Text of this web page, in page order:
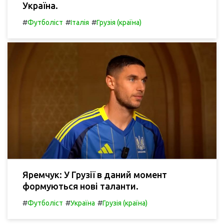
Україна.
#Футболіст #Італія #Грузія (країна)
Яремчук: У Грузії в даний момент
формуються нові таланти.
#Футболіст #Україна #Грузія (країна)